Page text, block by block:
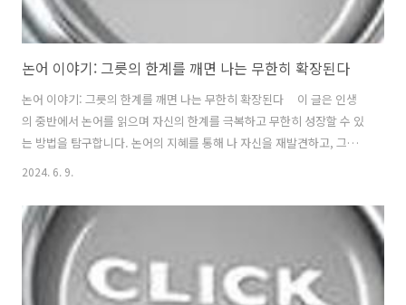
논어 이야기: 그릇의 한계를 깨면 나는 무한히 확장된다
논어 이야기: 그릇의 한계를 깨면 나는 무한히 확장된다 이 글은 인생
의 중반에서 논어를 읽으며 자신의 한계를 극복하고 무한히 성장할 수 있
는 방법을 탐구합니다. 논어의 지혜를 통해 나 자신을 재발견하고, 그릇
의 한계를 깨뜨리는 과정을 통해 무한한 가능성을 찾아보겠습니다. 1.
럽게 자신의 과거를 돌아보고, 앞으로의 삶을 어떻게 살아갈지 고민하게
됩니다. 이 시점에서 논어를 읽는 것은 매우 의미 있는 일이 됩니다. 논어
는 우리에게 자신을 돌아보게 하고, 새로운 도전을 시작할 수 있는 용기
를 줍니다. 공자는 "배움은 끝이 없다"고 말하며, 끊임없이 자신을 발전
시키는 것이 중요하다고 강조했습니다. ..
2024. 6. 9.